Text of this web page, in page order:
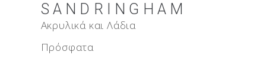
SANDRINGHAM
Ακρυλικά και Λάδια
Πρόσφατα